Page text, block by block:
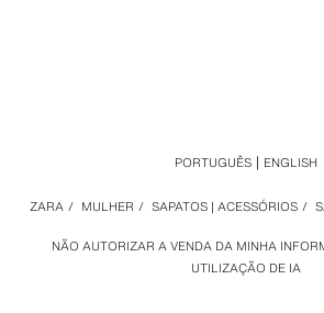
NÃO AUTORIZAR A VENDA DA MINHA
UTILIZAÇÃO DE IA
ZARA / MULHER / SAPATOS | ACESSÓRIOS /
PORTUGUÊS ENGLISH